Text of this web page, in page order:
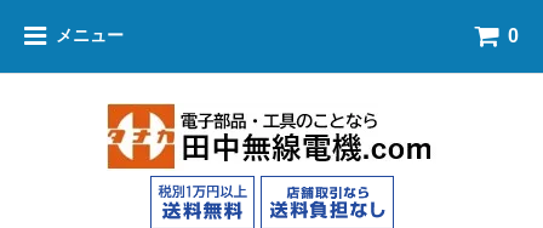
メニュー 0